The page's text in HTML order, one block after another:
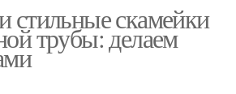
стильные скамейки
трубы: делаем